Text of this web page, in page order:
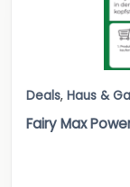
Deals, Haus &
Fairy Max